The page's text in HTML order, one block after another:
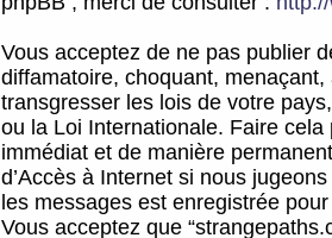
Vous acceptez de ne pas publier
diffamatoire, choquant,
transgresser les lois de votre
ou la Loi Internationale. Faire
immédiat et de manière
d’Accès à Internet si nous
les messages est enregistrée
Vous acceptez que